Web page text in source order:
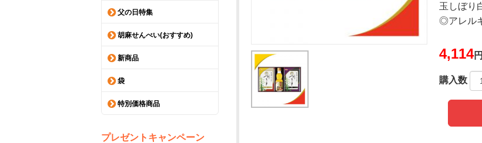
父の日特集
胡麻せんべい(おすすめ)
新商品
袋
特別価格商品
プレゼントキャンペーン
玉しぼ
◎アレル
4,114
購入数